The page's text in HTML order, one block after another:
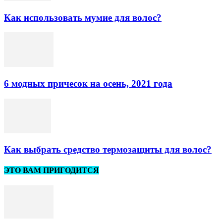
Как использовать мумие для волос?
6 модных причесок на осень, 2021 года
Как выбрать средство термозащиты для волос?
ЭТО ВАМ ПРИГОДИТСЯ